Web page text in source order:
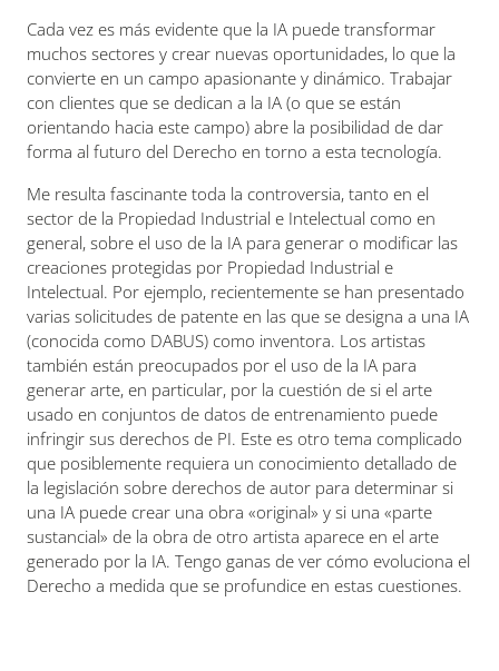
Cada vez es más evidente que la IA puede transformar
muchos sectores y crear nuevas oportunidades, lo que la
convierte en un campo apasionante y dinámico. Trabajar
con clientes que se dedican a la IA (o que se están
orientando hacia este campo) abre la posibilidad de dar
forma al futuro del Derecho en torno a esta tecnología.
Me resulta fascinante toda la controversia, tanto en el
sector de la Propiedad Industrial e Intelectual como en
general, sobre el uso de la IA para generar o modificar las
creaciones protegidas por Propiedad Industrial e
Intelectual. Por ejemplo, recientemente se han presentado
varias solicitudes de patente en las que se designa a una IA
(conocida como DABUS) como inventora. Los artistas
también están preocupados por el uso de la IA para
generar arte, en particular, por la cuestión de si el arte
usado en conjuntos de datos de entrenamiento puede
infringir sus derechos de PI. Este es otro tema complicado
que posiblemente requiera un conocimiento detallado de
la legislación sobre derechos de autor para determinar si
una IA puede crear una obra «original» y si una «parte
sustancial» de la obra de otro artista aparece en el arte
generado por la IA. Tengo ganas de ver cómo evoluciona el
Derecho a medida que se profundice en estas cuestiones.